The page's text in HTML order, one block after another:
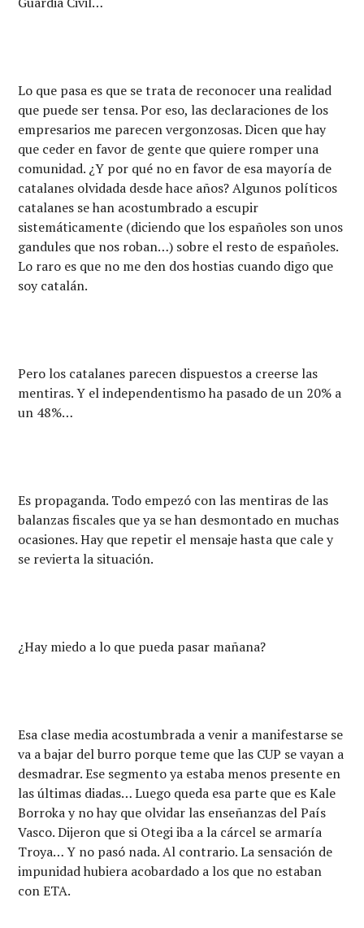
Lo que pasa es que se trata de reconocer una realidad
que puede ser tensa. Por eso, las declaraciones de los
empresarios me parecen vergonzosas. Dicen que hay
que ceder en favor de gente que quiere romper una
comunidad. ¿Y por qué no en favor de esa mayoría de
catalanes olvidada desde hace años? Algunos políticos
catalanes se han acostumbrado a escupir
sistemáticamente (diciendo que los españoles son unos
gandules que nos roban…) sobre el resto de españoles.
Lo raro es que no me den dos hostias cuando digo que
soy catalán.
Pero los catalanes parecen dispuestos a creerse las
mentiras. Y el independentismo ha pasado de un 20% a
un 48%…
Es propaganda. Todo empezó con las mentiras de las
balanzas fiscales que ya se han desmontado en muchas
ocasiones. Hay que repetir el mensaje hasta que cale y
se revierta la situación.
¿Hay miedo a lo que pueda pasar mañana?
Esa clase media acostumbrada a venir a manifestarse se
va a bajar del burro porque teme que las CUP se vayan a
desmadrar. Ese segmento ya estaba menos presente en
las últimas diadas… Luego queda esa parte que es Kale
Borroka y no hay que olvidar las enseñanzas del País
Vasco. Dijeron que si Otegi iba a la cárcel se armaría
Troya… Y no pasó nada. Al contrario. La sensación de
impunidad hubiera acobardado a los que no estaban
con ETA.